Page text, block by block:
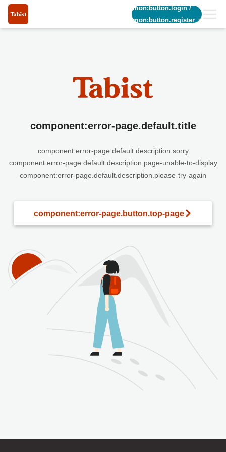
common:button.login/
common:button.register_short
component:error-page.default.title
component:error-page.default.description.sorry
component:error-page.default.description.page-unable-to-display
component:error-page.default.description.please-try-again
component:error-page.button.top-page